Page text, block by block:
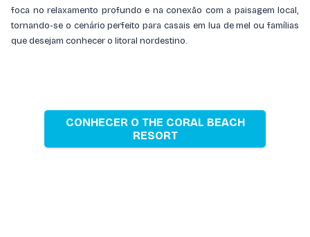
foca no relaxamento profundo e na conexão com a paisagem local,
tornando-se o cenário perfeito para casais em lua de mel ou famílias
que desejam conhecer o litoral nordestino.
CONHECER O THE CORAL BEACH
RESORT